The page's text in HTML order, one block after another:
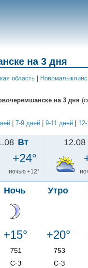
на 3 дня
область
на 3 дня
7-9 дней 9-11 дней
Ночь Утро
+15° +20°
751 753
С-З С-З
Вт
+24°
ночью +12°
12.08